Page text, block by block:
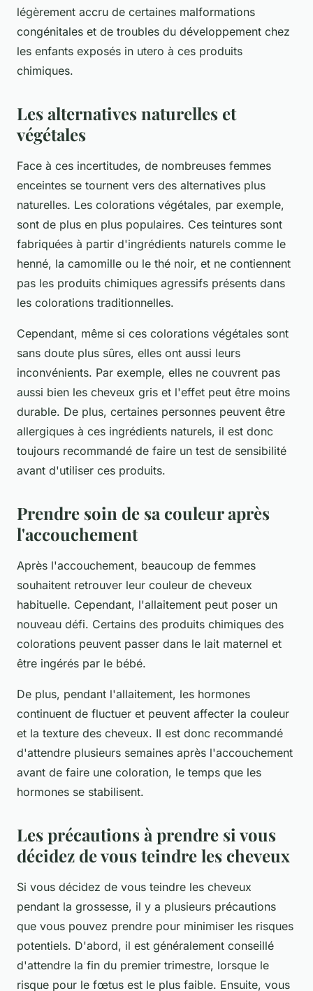
légèrement accru de certaines malformations
congénitales et de troubles du développement chez
les enfants exposés in utero à ces produits
chimiques.
Les alternatives naturelles et
végétales
Face à ces incertitudes, de nombreuses femmes
enceintes se tournent vers des alternatives plus
naturelles. Les colorations végétales, par exemple,
sont de plus en plus populaires. Ces teintures sont
fabriquées à partir d'ingrédients naturels comme le
henné, la camomille ou le thé noir, et ne contiennent
pas les produits chimiques agressifs présents dans
les colorations traditionnelles.
Cependant, même si ces colorations végétales sont
sans doute plus sûres, elles ont aussi leurs
inconvénients. Par exemple, elles ne couvrent pas
aussi bien les cheveux gris et l'effet peut être moins
durable. De plus, certaines personnes peuvent être
allergiques à ces ingrédients naturels, il est donc
toujours recommandé de faire un test de sensibilité
avant d'utiliser ces produits.
Prendre soin de sa couleur après
l'accouchement
Après l'accouchement, beaucoup de femmes
souhaitent retrouver leur couleur de cheveux
habituelle. Cependant, l'allaitement peut poser un
nouveau défi. Certains des produits chimiques des
colorations peuvent passer dans le lait maternel et
être ingérés par le bébé.
De plus, pendant l'allaitement, les hormones
continuent de fluctuer et peuvent affecter la couleur
et la texture des cheveux. Il est donc recommandé
d'attendre plusieurs semaines après l'accouchement
avant de faire une coloration, le temps que les
hormones se stabilisent.
Les précautions à prendre si vous
décidez de vous teindre les cheveux
Si vous décidez de vous teindre les cheveux
pendant la grossesse, il y a plusieurs précautions
que vous pouvez prendre pour minimiser les risques
potentiels. D'abord, il est généralement conseillé
d'attendre la fin du premier trimestre, lorsque le
risque pour le fœtus est le plus faible. Ensuite, vous